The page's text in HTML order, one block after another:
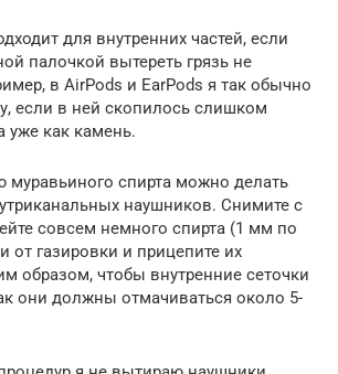
для внутренних частей, если
палочкой вытереть грязь не
в AirPods и EarPods я так обычно
если в ней скопилось слишком
уже как камень.
спирта можно делать
наушников. Снимите с
совсем немного спирта (1 мм по
от газировки и прицепите их
образом, чтобы внутренние сеточки
они должны отмачиваться около 5-